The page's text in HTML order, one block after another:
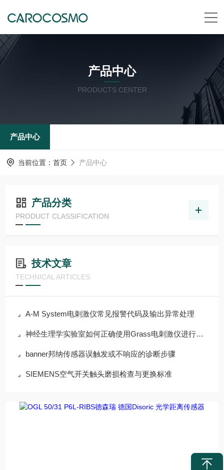
产品中心
PRODUCTS CENTER
产品中心
当前位置： 首页 产品中心
产品分类
PRODUCT CLASSIFICATION
技术文章
TECHNICAL ARTICLES
A-M System电刺激仪常见报警代码及输出异常处理
神经生理学实验室如何正确使用Grass电刺激仪进行组织刺激
banner邦纳传感器误触发或不响应的诊断步骤
SIEMENS空气开关触头磨损检查与更换标准